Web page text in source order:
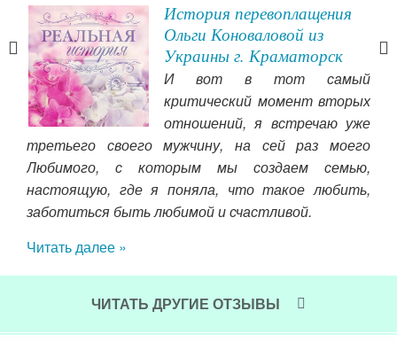
История перевоплащения
Ольги Коноваловой из
Украины г. Краматорск
И вот в тот самый
критический момент вторых
отношений, я встречаю уже
третьего своего мужчину, на сей раз моего
Любимого, с которым мы создаем семью,
настоящую, где я поняла, что такое любить,
заботиться быть любимой и счастливой.
Читать далее »
ЧИТАТЬ ДРУГИЕ ОТЗЫВЫ